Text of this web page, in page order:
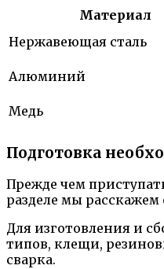
Материал
Нержавеющая сталь
Алюминий
Медь
Подготовка
Прежде чем
разделе мы
Для изготовления и
типов, клещи,
сварка.